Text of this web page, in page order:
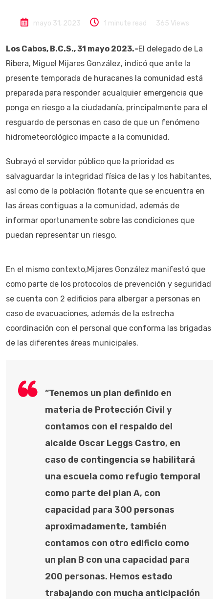
mayo 31, 2023 1 minute read 365 Views
Los Cabos, B.C.S., 31 mayo 2023.-El delegado de La
Ribera, Miguel Mijares González, indicó que ante la
presente temporada de huracanes la comunidad está
preparada para responder acualquier emergencia que
ponga en riesgo a la ciudadanía, principalmente para el
resguardo de personas en caso de que un fenómeno
hidrometeorológico impacte a la comunidad.
Subrayó el servidor público que la prioridad es
salvaguardar la integridad física de las y los habitantes,
así como de la población flotante que se encuentra en
las áreas contiguas a la comunidad, además de
informar oportunamente sobre las condiciones que
puedan representar un riesgo.
En el mismo contexto,Mijares González manifestó que
como parte de los protocolos de prevención y seguridad
se cuenta con 2 edificios para albergar a personas en
caso de evacuaciones, además de la estrecha
coordinación con el personal que conforma las brigadas
de las diferentes áreas municipales.
“Tenemos un plan definido en
materia de Protección Civil y
contamos con el respaldo del
alcalde Oscar Leggs Castro, en
caso de contingencia se habilitará
una escuela como refugio temporal
como parte del plan A, con
capacidad para 300 personas
aproximadamente, también
contamos con otro edificio como
un plan B con una capacidad para
200 personas. Hemos estado
trabajando con mucha anticipación